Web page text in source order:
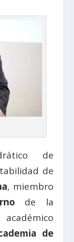
de
de
, miembro
de la
académico
de